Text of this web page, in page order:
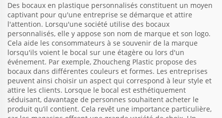
Des bocaux en plastique personnalisés constituent un moyen
captivant pour qu'une entreprise se démarque et attire
l'attention. Lorsqu'une société utilise des bocaux
personnalisés, elle y appose son nom de marque et son logo.
Cela aide les consommateurs à se souvenir de la marque
lorsqu'ils voient le bocal sur une étagère ou lors d'un
événement. Par exemple, Zhoucheng Plastic propose des
bocaux dans différentes couleurs et formes. Les entreprises
peuvent ainsi choisir un aspect qui correspond à leur style et
attire les clients. Lorsque le bocal est esthétiquement
séduisant, davantage de personnes souhaitent acheter le
produit qu’il contient. Cela revêt une importance particulière,